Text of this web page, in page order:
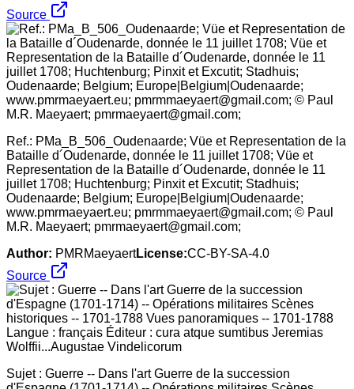
Source
Ref.: PMa_B_506_Oudenaarde; Vüe et Representation de la
Bataille d´Oudenarde, donnée le 11 juillet 1708; Vüe et
Representation de la Bataille d´Oudenarde, donnée le 11
juillet 1708; Huchtenburg; Pinxit et Excutit; Stadhuis;
Oudenaarde; Belgium; Europe|Belgium|Oudenaarde;
www.pmrmaeyaert.eu; pmrmmaeyaert@gmail.com; © Paul
M.R. Maeyaert; pmrmaeyaert@gmail.com;
Author: PMRMaeyaertLicense:CC-BY-SA-4.0
Source
Sujet : Guerre -- Dans l'art Guerre de la succession